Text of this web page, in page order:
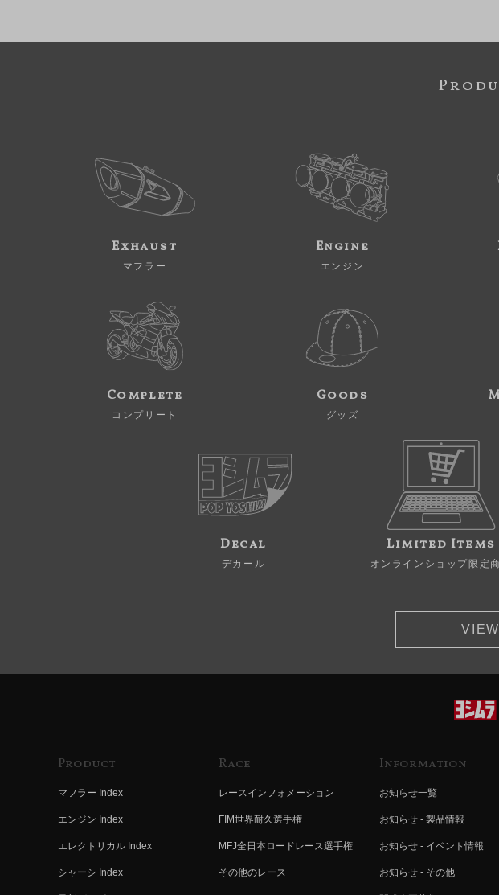
Exhaust
マフラー
Engine
エンジン
Complete
コンプリート
Goods
グッズ
Decal
デカール
Limited Items
オンラインショップ限定
Product
マフラー Index
エンジン Index
エレクトリカル Index
シャーシ Index
Race
レースインフォメーション
FIM世界耐久選手権
MFJ全日本ロードレース選手権
その他のレース
Information
お知らせ一覧
お知らせ - 製品情報
お知らせ - イベント情報
お知らせ - その他